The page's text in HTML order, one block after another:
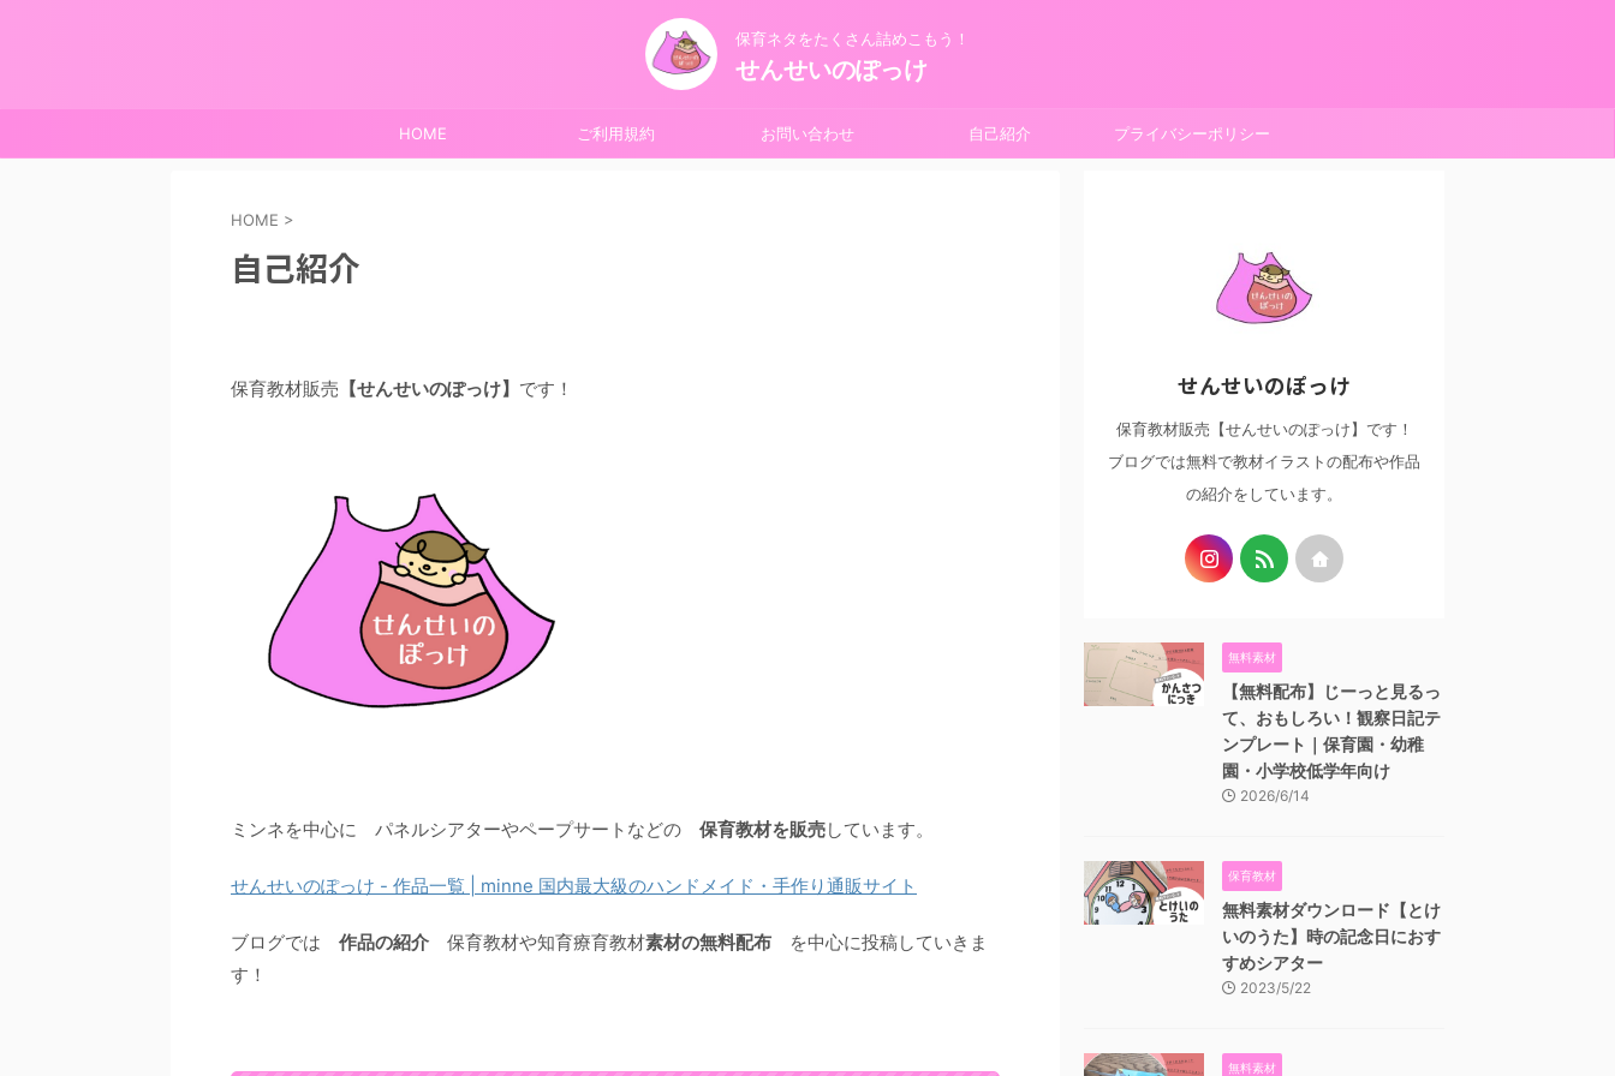
保育ネタをたくさん詰めこもう！
せんせいのぽっけ
HOME ご利用規約 お問い合わせ 自己紹介 プライバシーポリシー
HOME >
自己紹介
保育教材販売 【せんせいのぽっけ】 です！
ミンネを中心に パネルシアターやペープサートなどの 保育教材を販売しています。
せんせいのぽっけ - 作品一覧 | minne 国内最大級のハンドメイド・手作り通販サイト
ブログでは 作品の紹介 保育教材や知育療育教材素材の無料配布 を中心に投稿していきま
す！
せんせいのぽっけ
保育教材販売【せんせいのぽっけ】です！
ブログでは無料で教材イラストの配布や作品
の紹介をしています。
無料素材
【無料配布】じーっと見るっ
て、おもしろい！観察日記テ
ンプレート｜保育園・幼稚
園・小学校低学年向け
2026/6/14
保育教材
無料素材ダウンロード【とけ
いのうた】時の記念日におす
すめシアター
2023/5/22
無料素材